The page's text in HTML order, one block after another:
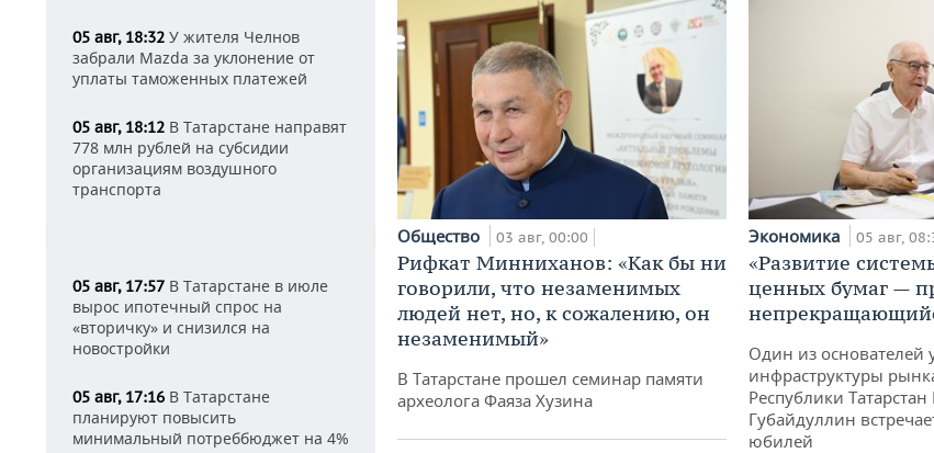
05 авг, 18:32 У жителя Челнов
забрали Mazda за уклонение от
уплаты таможенных платежей
05 авг, 18:12 В Татарстане направят
778 млн рублей на субсидии
организациям воздушного
транспорта
05 авг, 17:57 В Татарстане в июле
вырос ипотечный спрос на
«вторичку» и снизился на
новостройки
05 авг, 17:16 В Татарстане
планируют повысить
минимальный потреббюджет на 4%
Общество 03 авг, 00:00
Рифкат Минниханов: «Как бы ни
говорили, что незаменимых
людей нет, но, к сожалению, он
незаменимый»
В Татарстане прошел семинар памяти
археолога Фаяза Хузина
Экономика 05 авг,
«Развитие
ценных бумаг —
Один из основателей
инфраструктуры
Республики Татарстан
Губайдуллин
юбилей